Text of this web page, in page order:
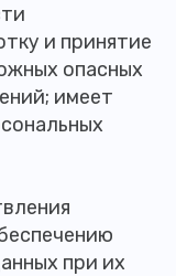
и принятие
опасных
имеет
при их